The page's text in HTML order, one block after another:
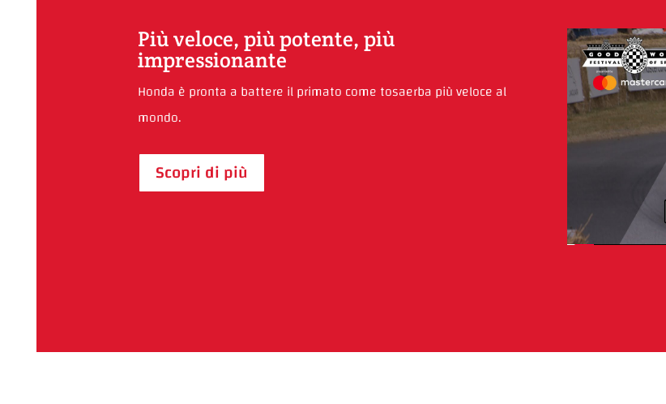
Più veloce, più potente, più
impressionante
Honda è pronta a battere il primato come tosaerba più veloce al
mondo.
Scopri di più